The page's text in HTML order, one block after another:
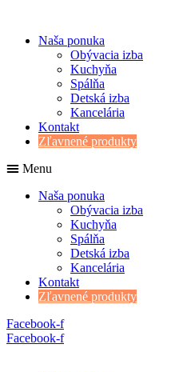
Naša ponuka
Obývacia izba
Kuchyňa
Spálňa
Detská izba
Kancelária
Kontakt
Zľavnené produkty
Menu
Naša ponuka
Obývacia izba
Kuchyňa
Spálňa
Detská izba
Kancelária
Kontakt
Zľavnené produkty
Facebook-f
Facebook-f